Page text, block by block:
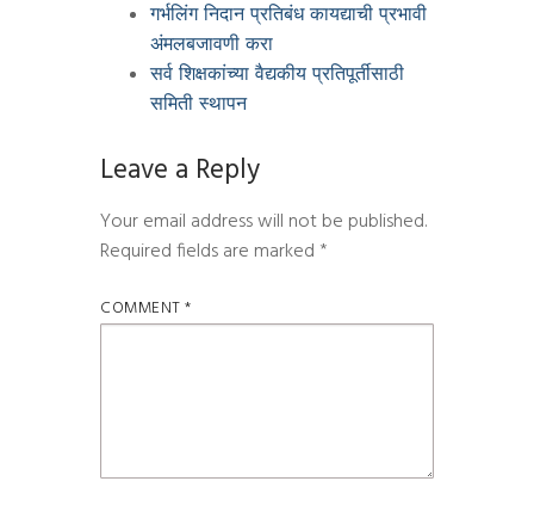
गर्भलिंग निदान प्रतिबंध कायद्याची प्रभावी
अंमलबजावणी करा
सर्व शिक्षकांच्या वैद्यकीय प्रतिपूर्तीसाठी
समिती स्थापन
Leave a Reply
Your email address will not be published.
Required fields are marked *
COMMENT*